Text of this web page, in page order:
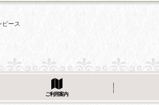
ピース
ご利用案内